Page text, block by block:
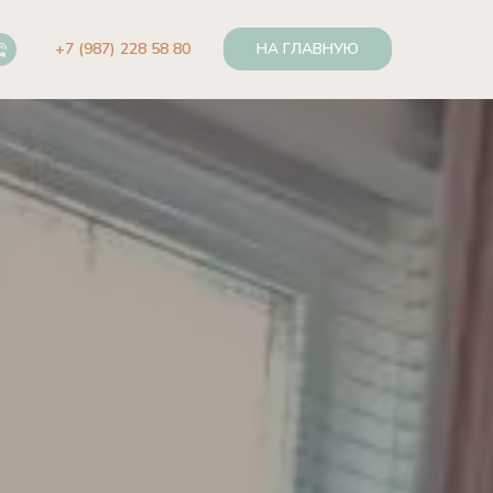
+7 (987) 228 58 80 НА ГЛАВНУЮ